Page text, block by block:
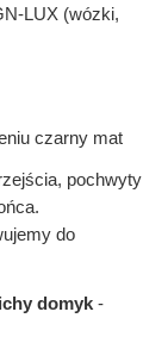
LUX (wózki,
czarny mat
pochwyty
do
domyk -